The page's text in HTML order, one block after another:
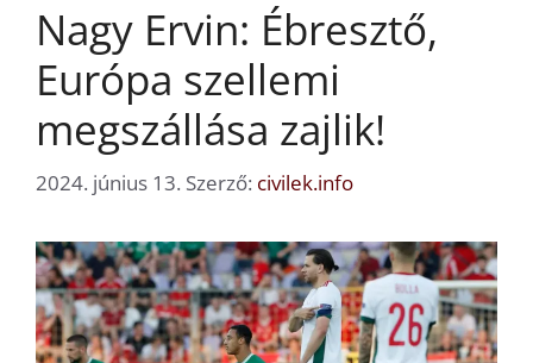
Nagy Ervin: Ébresztő,
Európa szellemi
megszállása zajlik!
2024. június 13. Szerző: civilek.info